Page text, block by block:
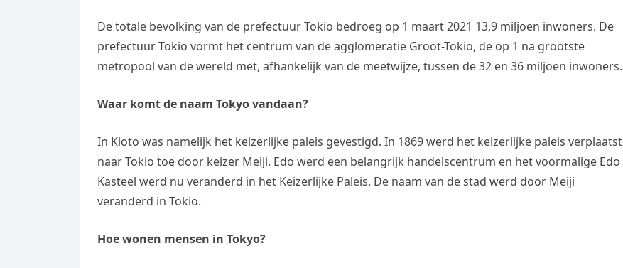
De totale bevolking van de prefectuur Tokio bedroeg op 1 maart 2021 13,9 miljoen inwoners. De
prefectuur Tokio vormt het centrum van de agglomeratie Groot-Tokio, de op 1 na grootste
metropool van de wereld met, afhankelijk van de meetwijze, tussen de 32 en 36 miljoen inwoners.
Waar komt de naam Tokyo vandaan?
In Kioto was namelijk het keizerlijke paleis gevestigd. In 1869 werd het keizerlijke paleis verplaatst
naar Tokio toe door keizer Meiji. Edo werd een belangrijk handelscentrum en het voormalige Edo
Kasteel werd nu veranderd in het Keizerlijke Paleis. De naam van de stad werd door Meiji
veranderd in Tokio.
Hoe wonen mensen in Tokyo?